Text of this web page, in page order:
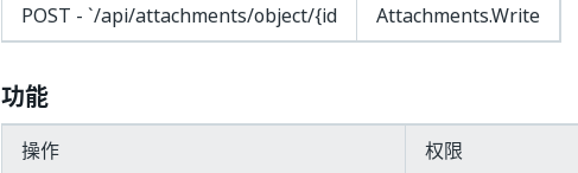
POST - `/api/attachments/object/{id
Attachments.Write
功能
操作
权限